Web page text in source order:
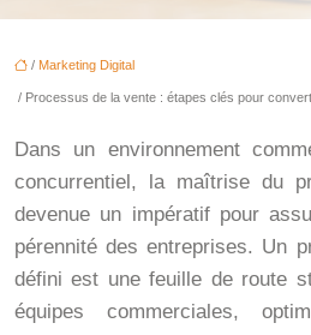
/ Marketing Digital
/ Processus de la vente : étapes clés pour
Dans un environnement
concurrentiel, la maîtrise du
devenue un impératif pour
pérennité des entreprises. Un
défini est une feuille de route
équipes commerciales,